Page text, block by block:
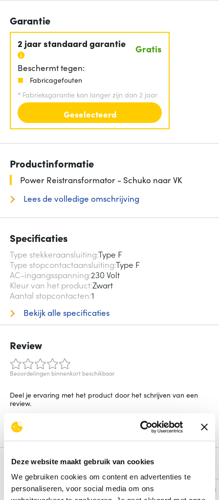
Deze website maakt gebruik van cookies
We gebruiken cookies om content en advertenties te
personaliseren, voor social media om ons
Garantie
2 jaar standaard garantie Gratis
Beschermt tegen:
Fabricagefouten
* Fabrieksgarantie kan langer zijn dan 2 jaar
Geselecteerd
Productinformatie
Power Reistransformator - Schuko naar VK
Lees de volledige omschrijving
Specificaties
Type stekkeraansluitingType F
Type stopcontactaansluitingType F
AC-ingangsspanning 230 Volt
Kleur van het productZwart
Aantal stopcontacten 1
Bekijk alle specificaties
Review
Beoordelingen binnenkort beschikbaar
Deel je ervaring met het product door het schrijven van een
review.
Schrijf een review
Alternatieven
Vergelijk Vergelijk